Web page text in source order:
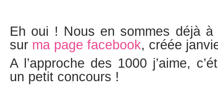
Eh oui ! Nous en sommes déjà à
sur ma page facebook, créée
A l’approche des 1000 j’aime,
un petit concours !